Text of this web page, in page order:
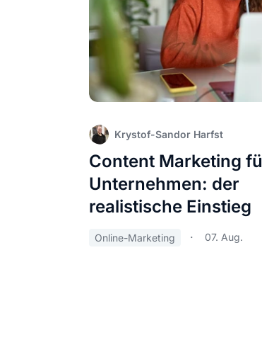
Krystof-Sandor Harfst
Content Marketing
Unternehmen: der
realistische Einstieg
Online-Marketing 07. Aug.